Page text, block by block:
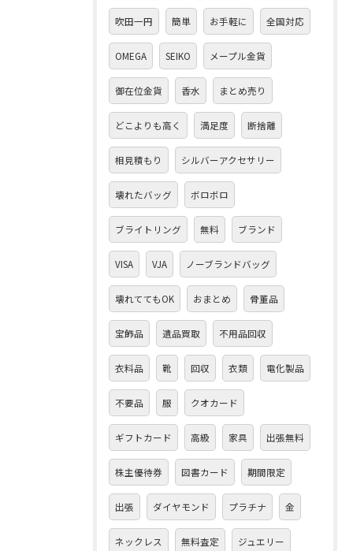
吹田一円 簡単 お手軽に 全国対応
OMEGA SEIKO メープル金貨
御在位金貨 香水 まとめ売り
どこよりも高く 満足度 断捨離
相見積もり シルバーアクセサリー
壊れたバッグ ボロボロ
ブライトリング 無料 ブランド
VISA VJA ノーブランドバッグ
壊れててもOK おまとめ 骨董品
宝飾品 遺品買取 不用品回収
衣料品 靴 回収 衣類 電化製品
不要品 服 クオカード
ギフトカード 高級 家具 出張無料
株主優待券 図書カード 期間限定
出張 ダイヤモンド プラチナ 金
ネックレス 無料査定 ジュエリー